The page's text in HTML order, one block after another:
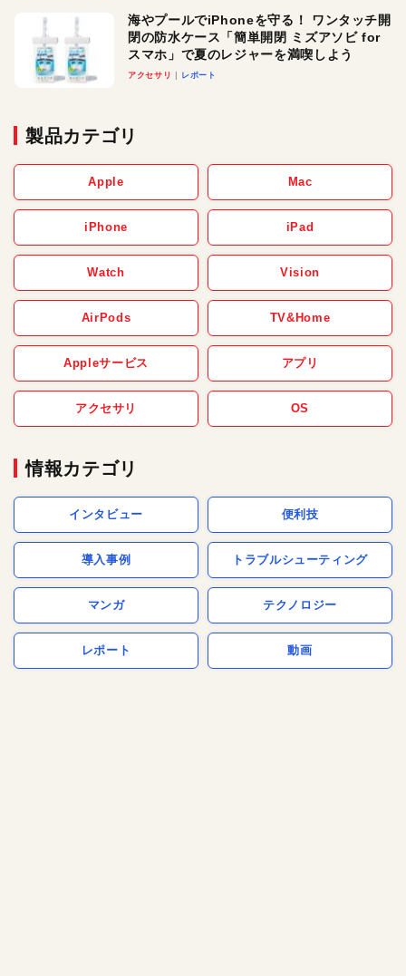
海やプールでiPhoneを守る！ ワンタッチ開
閉の防水ケース「簡単開閉 ミズアソビ for
スマホ」で夏のレジャーを満喫しよう
アクセサリ レポート
製品カテゴリ
Apple Mac
iPhone iPad
Watch Vision
AirPods TV&Home
Appleサービス アプリ
アクセサリ OS
情報カテゴリ
インタビュー 便利技
導入事例 トラブルシューティング
マンガ テクノロジー
レポート 動画